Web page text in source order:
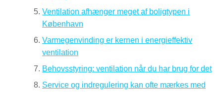
Ventilation afhænger meget af boligtypen i
København
Varmegenvinding er kernen i energieffektiv
ventilation
Behovsstyring: ventilation når du har brug for det
Service og indregulering kan ofte mærkes med